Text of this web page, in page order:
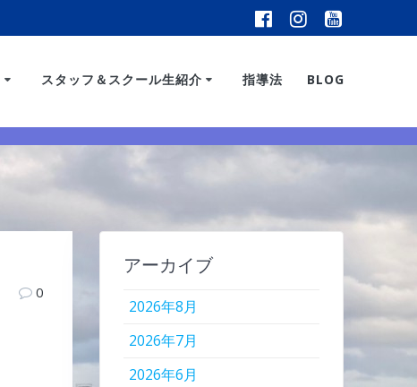
スタッフ＆スクール生紹介 指導法 BLOG
0
アーカイブ
2026年8月
2026年7月
2026年6月